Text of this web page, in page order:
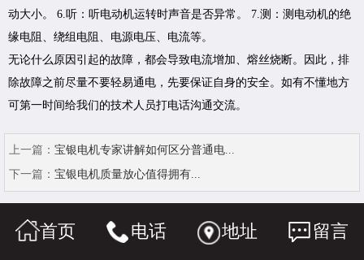
动大小。 6.听：听电动机运转时声音是否异常。 7.测：测电动机的绝
缘电阻、绕组电阻、电源电压、电流等。
无论什么原因引起的故障，都会导致电流增加、熔丝烧断。因此，排
除故障之前尽量不要轻易通电，先要保证自身的安全。如有不懂地方
可第一时间给我们的技术人员打电话沟通交流。
上一篇： 宝银电机专家讲解如何区分普通电...
下一篇： 宝银电机质量放心值得拥有...
首页 电话 地址 留言